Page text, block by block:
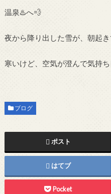
温泉♨️へ💨
夜から降り出した雪が、朝起
寒いけど、空気が澄んで気持
ブログ
ポスト
はてブ
Pocket